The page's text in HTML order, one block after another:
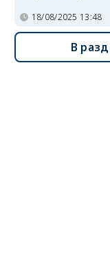
18/08/2025 13:48
В